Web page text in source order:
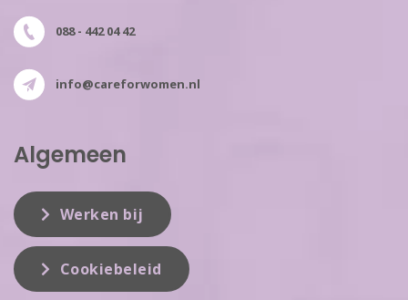
088 - 442 04 42
info@careforwomen.nl
Algemeen
Werken bij
Cookiebeleid